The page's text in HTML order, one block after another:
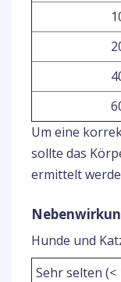
Um eine
sollte das
ermittelt
Hunde und
Sehr selten (<